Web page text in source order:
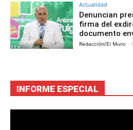
Actualidad
Denuncian
firma del
documento
Redacción/El Muro -
INFORME ESPECIAL